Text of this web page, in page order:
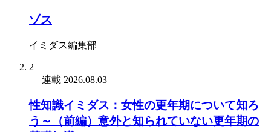
ゾス
イミダス編集部
2
連載 2026.08.03
性知識イミダス：女性の更年期について知ろ
う～（前編）意外と知られていない更年期の